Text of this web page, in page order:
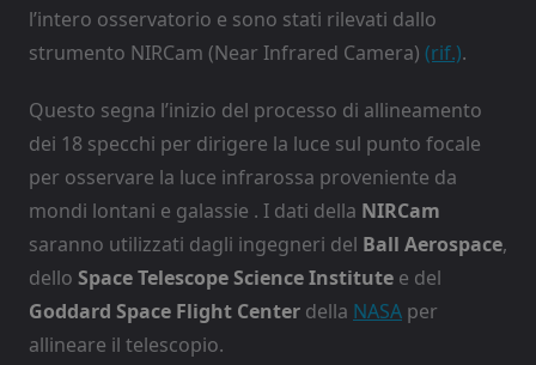
l’intero osservatorio e sono stati rilevati dallo
strumento NIRCam (Near Infrared Camera) (rif.).
Questo segna l’inizio del processo di allineamento
dei 18 specchi per dirigere la luce sul punto focale
per osservare la luce infrarossa proveniente da
mondi lontani e galassie . I dati della NIRCam
saranno utilizzati dagli ingegneri del Ball Aerospace,
dello Space Telescope Science Institute e del
Goddard Space Flight Center della NASA per
allineare il telescopio.